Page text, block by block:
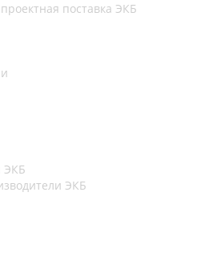
поставка ЭКБ
ЭКБ
ЭКБ